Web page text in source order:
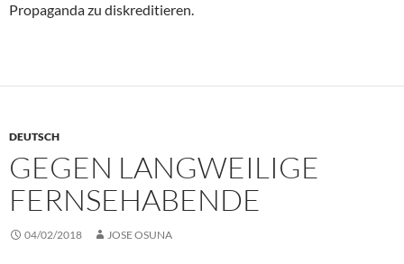
Propaganda zu diskreditieren.
DEUTSCH
GEGEN LANGWEILIGE
FERNSEHABENDE
04/02/2018 JOSE OSUNA